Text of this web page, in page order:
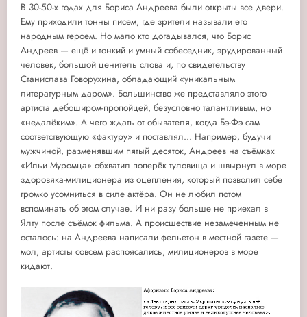
В 30-50-х годах для Бориса Андреева были открыты все двери.
Ему приходили тонны писем, где зрители называли его
народным героем. Но мало кто догадывался, что Борис
Андреев — ещё и тонкий и умный собеседник, эрудированный
человек, большой ценитель слова и, по свидетельству
Станислава Говорухина, обладающий «уникальным
литературным даром». Большинство же представляло этого
артиста дебоширом-пропойцей, безусловно талантливым, но
«недалёким». А чего ждать от обывателя, когда Бэ-Фэ сам
соответствующую «фактуру» и поставлял... Например, будучи
мужчиной, разменявшим пятый десяток, Андреев на съёмках
«Ильи Муромца» обхватил поперёк туловища и швырнул в море
здоровяка-милиционера из оцепления, который позволил себе
громко усомниться в силе актёра. Он не любил потом
вспоминать об этом случае. И ни разу больше не приехал в
Ялту после съёмок фильма. А происшествие незамеченным не
осталось: на Андреева написали фельетон в местной газете —
мол, артисты совсем распоясались, милиционеров в море
кидают.